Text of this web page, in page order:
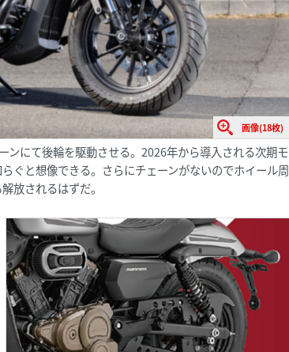
画像(18枚)
ンにて後輪を駆動させる。2026年から導入される次期モ
ぐと想像できる。さらにチェーンがないのでホイール周
放されるはずだ。